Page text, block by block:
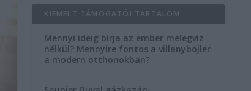
KIEMELT TÁMOGATÓI TARTALOM
Mennyi ideig bírja az ember melegvíz
nélkül? Mennyire fontos a villanybojler
a modern otthonokban?